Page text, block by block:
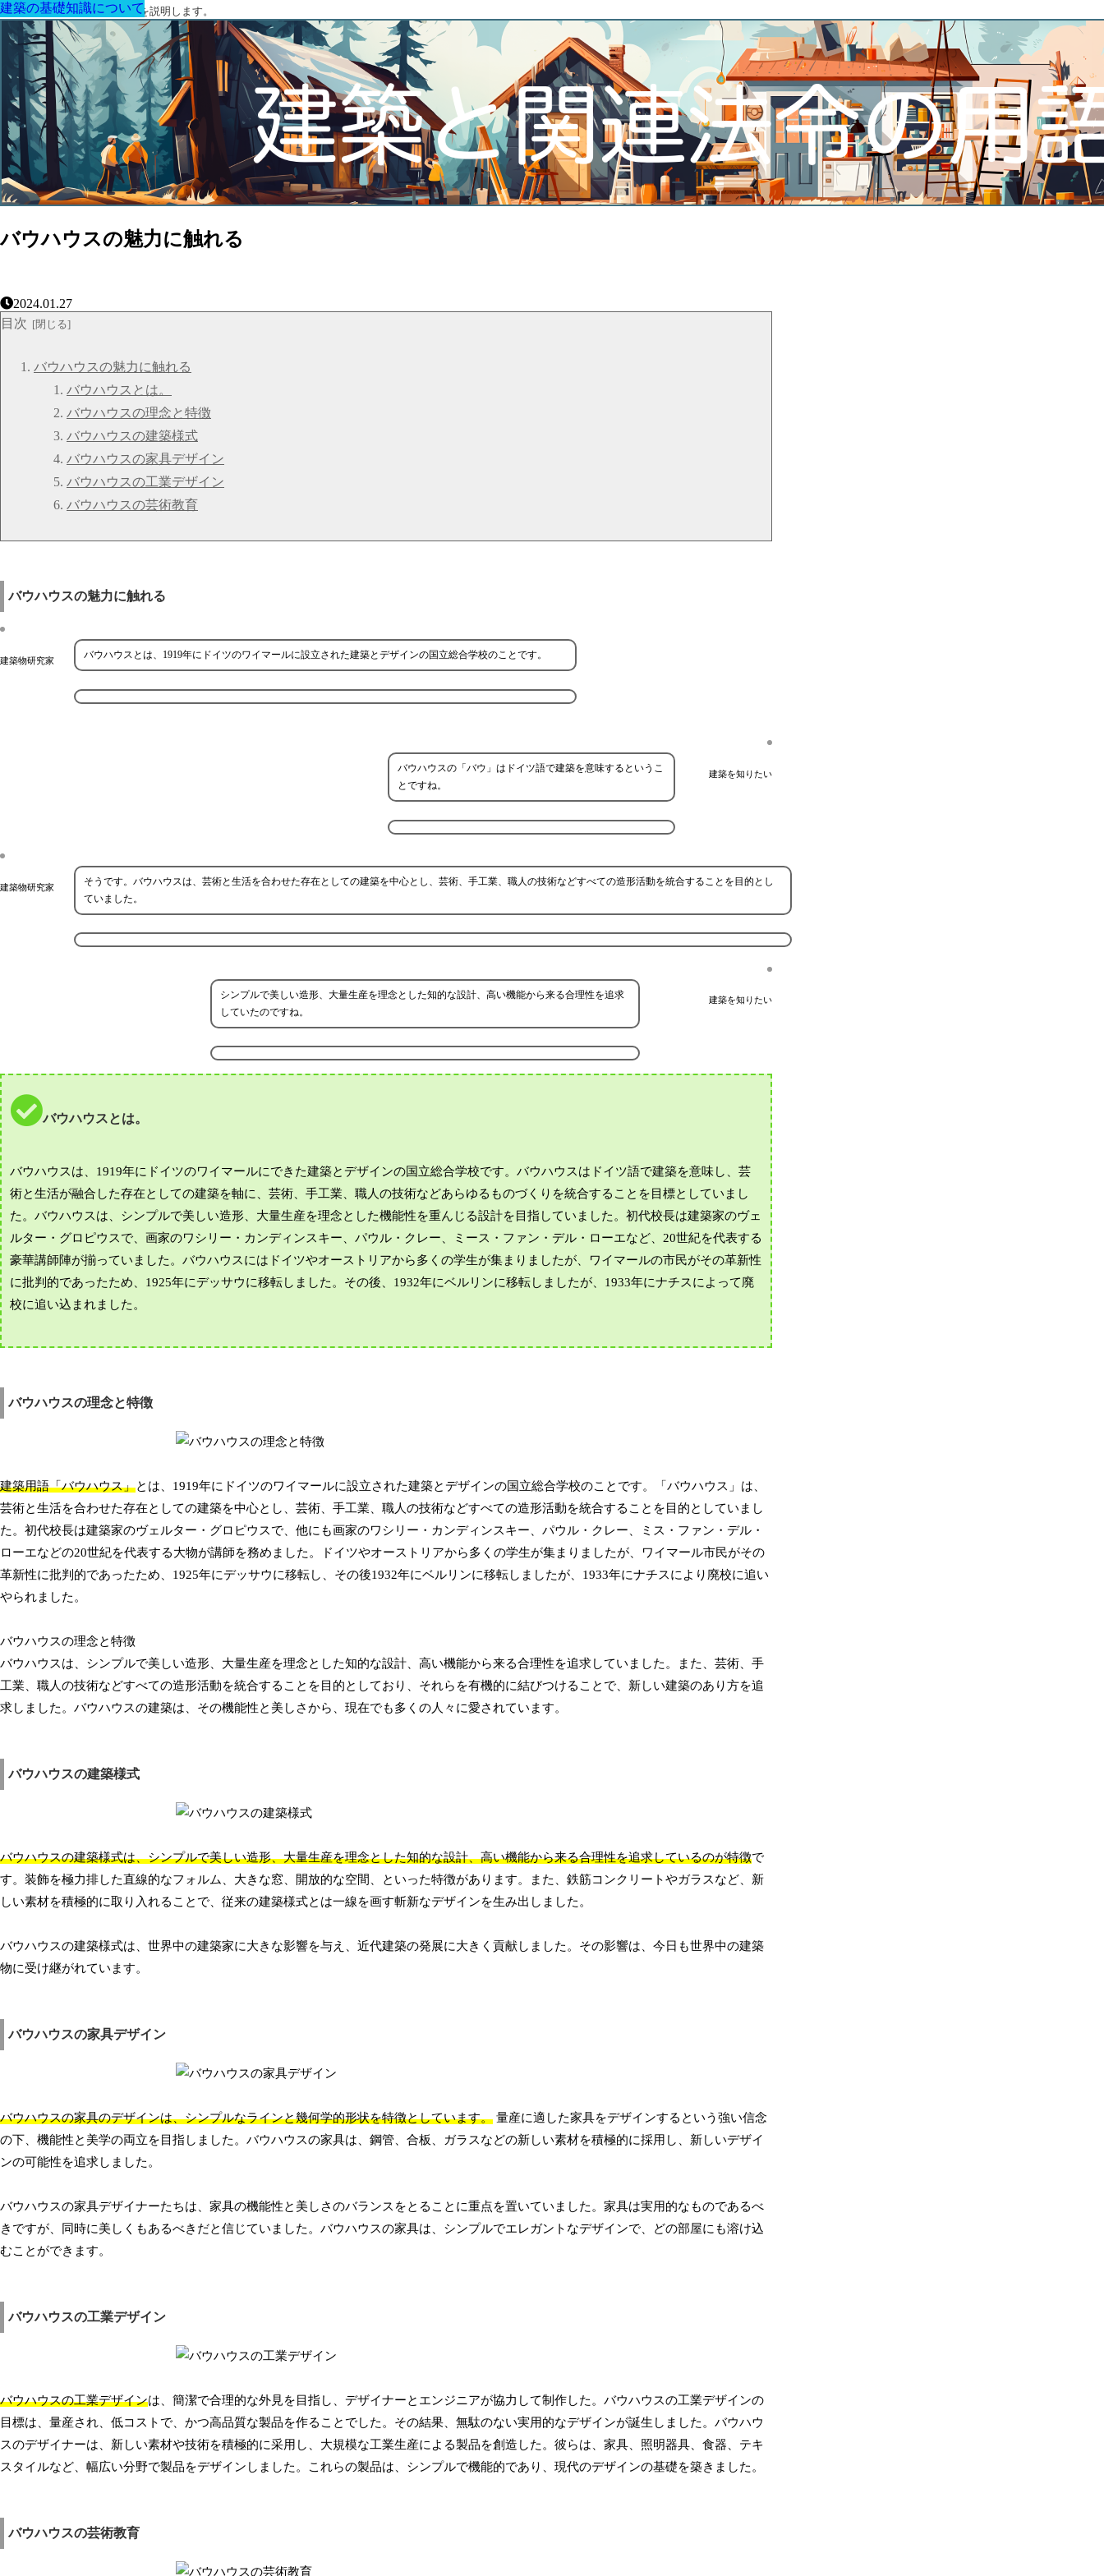
建築に関する用語と関連法令を説明します。
バウハウスの魅力に触れる
建築の基礎知識について
2024.01.27
目次
バウハウスの魅力に触れる
バウハウスとは。
バウハウスの理念と特徴
バウハウスの建築様式
バウハウスの家具デザイン
バウハウスの工業デザイン
バウハウスの芸術教育
バウハウスの魅力に触れる
建築物研究家 バウハウスとは、1919年にドイツのワイマールに設立された建築とデザインの国立総合学校のことです。
建築を知りたい
バウハウスの「バウ」はドイツ語で建築を意味するというこ
とですね。
建築物研究家
そうです。バウハウスは、芸術と生活を合わせた存在としての建築を中心とし、芸術、手工業、職人の技術などすべての造形活動を統合することを目的とし
ていました。
建築を知りたい
シンプルで美しい造形、大量生産を理念とした知的な設計、高い機能から来る合理性を追求
していたのですね。
バウハウスとは。
バウハウスは、1919年にドイツのワイマールにできた建築とデザインの国立総合学校です。バウハウスはドイツ語で建築を意味し、芸
術と生活が融合した存在としての建築を軸に、芸術、手工業、職人の技術などあらゆるものづくりを統合することを目標としていまし
た。バウハウスは、シンプルで美しい造形、大量生産を理念とした機能性を重んじる設計を目指していました。初代校長は建築家のヴェ
ルター・グロピウスで、画家のワシリー・カンディンスキー、パウル・クレー、ミース・ファン・デル・ローエなど、20世紀を代表する
豪華講師陣が揃っていました。バウハウスにはドイツやオーストリアから多くの学生が集まりましたが、ワイマールの市民がその革新性
に批判的であったため、1925年にデッサウに移転しました。その後、1932年にベルリンに移転しましたが、1933年にナチスによって廃
校に追い込まれました。
バウハウスの理念と特徴
建築用語「バウハウス」とは、1919年にドイツのワイマールに設立された建築とデザインの国立総合学校のことです。「バウハウス」は、
芸術と生活を合わせた存在としての建築を中心とし、芸術、手工業、職人の技術などすべての造形活動を統合することを目的としていまし
た。初代校長は建築家のヴェルター・グロピウスで、他にも画家のワシリー・カンディンスキー、パウル・クレー、ミス・ファン・デル・
ローエなどの20世紀を代表する大物が講師を務めました。ドイツやオーストリアから多くの学生が集まりましたが、ワイマール市民がその
革新性に批判的であったため、1925年にデッサウに移転し、その後1932年にベルリンに移転しましたが、1933年にナチスにより廃校に追い
やられました。
バウハウスの理念と特徴
バウハウスは、シンプルで美しい造形、大量生産を理念とした知的な設計、高い機能から来る合理性を追求していました。また、芸術、手
工業、職人の技術などすべての造形活動を統合することを目的としており、それらを有機的に結びつけることで、新しい建築のあり方を追
求しました。バウハウスの建築は、その機能性と美しさから、現在でも多くの人々に愛されています。
バウハウスの建築様式
バウハウスの建築様式は、シンプルで美しい造形、大量生産を理念とした知的な設計、高い機能から来る合理性を追求しているのが特徴で
す。装飾を極力排した直線的なフォルム、大きな窓、開放的な空間、といった特徴があります。また、鉄筋コンクリートやガラスなど、新
しい素材を積極的に取り入れることで、従来の建築様式とは一線を画す斬新なデザインを生み出しました。
バウハウスの建築様式は、世界中の建築家に大きな影響を与え、近代建築の発展に大きく貢献しました。その影響は、今日も世界中の建築
物に受け継がれています。
バウハウスの家具デザイン
バウハウスの家具のデザインは、シンプルなラインと幾何学的形状を特徴としています。 量産に適した家具をデザインするという強い信念
の下、機能性と美学の両立を目指しました。バウハウスの家具は、鋼管、合板、ガラスなどの新しい素材を積極的に採用し、新しいデザイ
ンの可能性を追求しました。
バウハウスの家具デザイナーたちは、家具の機能性と美しさのバランスをとることに重点を置いていました。家具は実用的なものであるべ
きですが、同時に美しくもあるべきだと信じていました。バウハウスの家具は、シンプルでエレガントなデザインで、どの部屋にも溶け込
むことができます。
バウハウスの工業デザイン
バウハウスの工業デザインは、簡潔で合理的な外見を目指し、デザイナーとエンジニアが協力して制作した。バウハウスの工業デザインの
目標は、量産され、低コストで、かつ高品質な製品を作ることでした。その結果、無駄のない実用的なデザインが誕生しました。バウハウ
スのデザイナーは、新しい素材や技術を積極的に采用し、大規模な工業生産による製品を創造した。彼らは、家具、照明器具、食器、テキ
スタイルなど、幅広い分野で製品をデザインしました。これらの製品は、シンプルで機能的であり、現代のデザインの基礎を築きました。
バウハウスの芸術教育
建築の基礎知識について
建築の基礎知識について
建築の基礎知識について
建築の基礎知識について
建築の基礎知識について
建築の基礎知識について